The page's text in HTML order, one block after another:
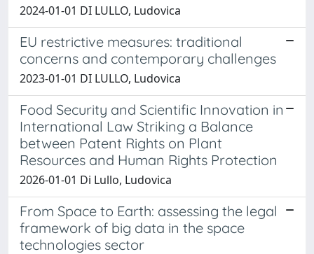
2024-01-01 DI LULLO, Ludovica
EU restrictive measures: traditional
concerns and contemporary challenges
2023-01-01 DI LULLO, Ludovica
Food Security and Scientific Innovation in
International Law Striking a Balance
between Patent Rights on Plant
Resources and Human Rights Protection
2026-01-01 Di Lullo, Ludovica
From Space to Earth: assessing the legal
framework of big data in the space
technologies sector